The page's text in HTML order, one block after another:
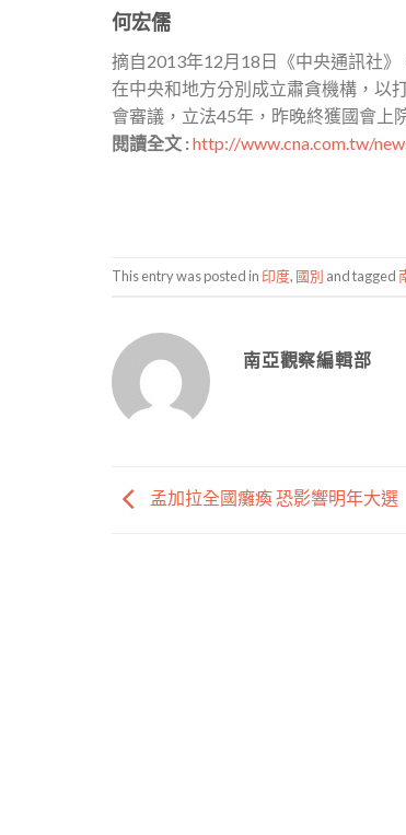
何宏儒
摘自2013年12月18日《中央通訊社
在中央和地方分別成立肅貪機構，以
會審議，立法45年，昨晚終獲國會上
閱讀全文 :http://www.cna.com.tw/
This entry was posted in 印度, 國別 and tagged
南亞觀察編輯部
孟加拉全國癱瘓 恐影響明年大選